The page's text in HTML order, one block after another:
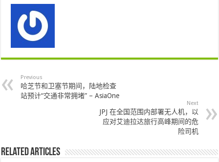
Previous
哈芝节和卫塞节期间，陆地检查
站预计“交通非常拥堵” – AsiaOne
Next
JPJ 在全国范围内部署无人机，以
应对艾迪拉达旅行高峰期间的危
险司机
Related Articles